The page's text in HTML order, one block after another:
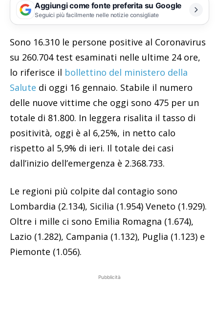
Aggiungi come fonte preferita su Google
Seguici più facilmente nelle notizie consigliate
Sono 16.310 le persone positive al Coronavirus
su 260.704 test esaminati nelle ultime 24 ore,
lo riferisce il bollettino del ministero della
Salute di oggi 16 gennaio. Stabile il numero
delle nuove vittime che oggi sono 475 per un
totale di 81.800. In leggera risalita il tasso di
positività, oggi è al 6,25%, in netto calo
rispetto al 5,9% di ieri. Il totale dei casi
dall’inizio dell’emergenza è 2.368.733.
Le regioni più colpite dal contagio sono
Lombardia (2.134), Sicilia (1.954) Veneto (1.929).
Oltre i mille ci sono Emilia Romagna (1.674),
Lazio (1.282), Campania (1.132), Puglia (1.123) e
Piemonte (1.056).
Pubblicità